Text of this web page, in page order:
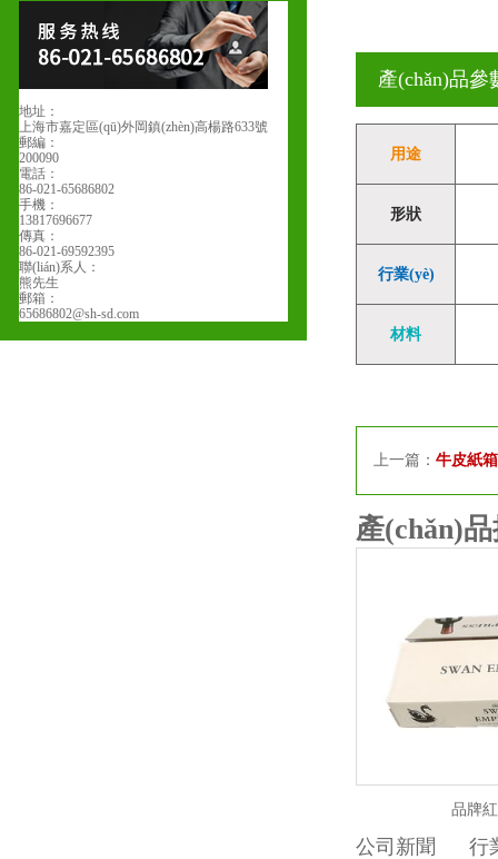
地址：
上海市嘉定區(qū)外岡鎮(zhèn)高楊路633號
郵編：
200090
電話：
86-021-65686802
手機：
13817696677
傳真：
86-021-69592395
聯(lián)系人：
熊先生
郵箱：
65686802@sh-sd.com
產(chǎn)品參
用途
形狀
行業(yè)
材料
上一篇： 牛皮紙
產(chǎn)
品牌
公司新聞 行